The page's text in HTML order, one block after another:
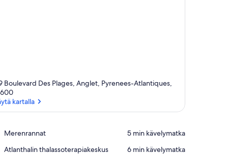
Boulevard Des Plages, Anglet, Pyrenees-Atlantiques,
kartalla
Merenrannat
Place,
‪5 min kävelymatka‬
Atlanthalin thalassoterapiakeskus
Place,
‪6 min kävelymatka‬